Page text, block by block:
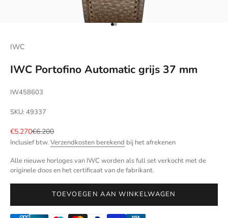
Naar artikel 1
Naar artikel 2
IWC
IWC Portofino Automatic grijs 37 mm
IW458603
SKU: 49337
Aanbiedingsprijs
€5.270Normale prijs
€6.200
Inclusief btw. Verzendkosten berekend bij het afrekenen
Alle nieuwe horloges van IWC worden als full set verkocht met de
originele doos en het certificaat van de fabrikant.
TOEVOEGEN AAN WINKELWAGEN